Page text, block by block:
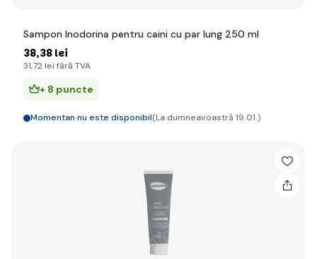
Sampon Inodorina pentru caini cu par lung 250 ml
38,38 lei
31,72 lei fără TVA
+ 8 puncte
Momentan nu este disponibil(La dumneavoastră 19.01.)